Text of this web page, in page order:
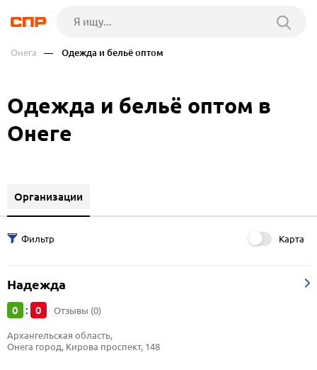
Онега — Одежда и бельё оптом
Одежда и бельё оптом в
Онеге
Организации
Карта
Надежда
0 : 0 Отзывы (0)
Архангельская область,
Онега город, Кирова проспект, 148